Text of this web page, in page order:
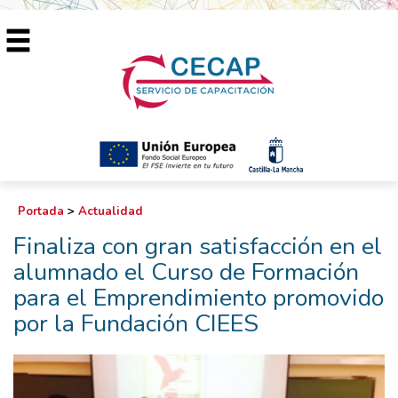
Portada > Actualidad
Finaliza con gran satisfacción en el
alumnado el Curso de Formación
para el Emprendimiento promovido
por la Fundación CIEES